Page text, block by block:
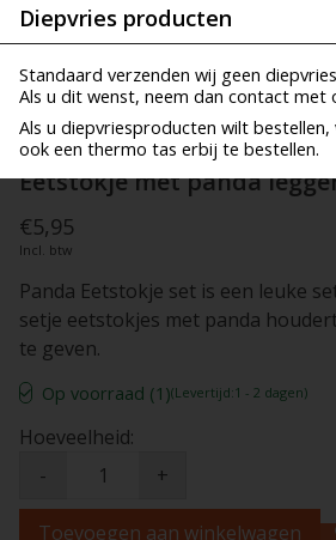
Diepvries producten
Standaard verzenden wij geen
Als u dit wenst, neem dan contact met
Als u diepvriesproducten wilt
ook een thermo tas erbij te bestellen.
Eetstokje met panda
€5,95
Incl. btw
Panda Eetstokje set is een leuke
setje eetstokjes met panda
te geven.
Op voorraad (1)(Levertijd:1 - 2 dagen)
Hoeveelheid:
-
+
Toevoegen aan winkelwagen